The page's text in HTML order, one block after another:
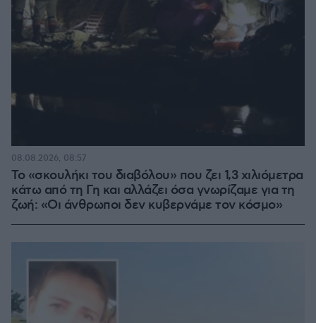
Το «σκουλήκι του διαβόλου» που ζει 1,3 χιλιόμετρα
κάτω από τη Γη και αλλάζει όσα γνωρίζαμε για τη
ζωή: «Οι άνθρωποι δεν κυβερνάμε τον κόσμο»
08.08.2026, 08:57